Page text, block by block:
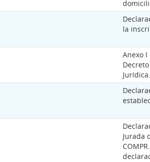
la
Anexo
Jurídica.
Jurada